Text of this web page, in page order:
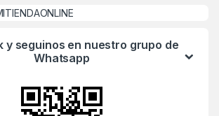
y seguinos en nuestro grupo de
Whatsapp